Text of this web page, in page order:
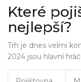
Které
nejlepší?
Trh je dnes velmi
2024 jsou hlavní